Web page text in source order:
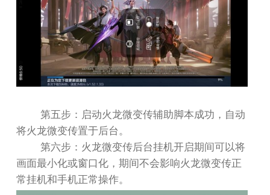
第五步：启动火龙微变传辅助脚本成功，自动
将火龙微变传置于后台。
第六步：火龙微变传后台挂机开启期间可以将
画面最小化或窗口化，期间不会影响火龙微变传正
常挂机和手机正常操作。